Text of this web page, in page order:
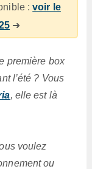
:voir le
➜
première box
l’été ? Vous
, elle est là
voulez
ou